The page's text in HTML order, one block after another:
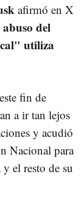
afirmó en X
del
utiliza
fin de
a ir tan lejos
y acudió
Nacional para
el resto de su